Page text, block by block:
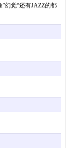
幻觉“还有JAZZ的都